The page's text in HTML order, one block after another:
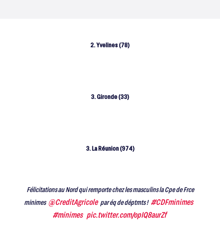
2. Yvelines (78)
3. Gironde (33)
3. La Réunion (974)
Félicitations au Nord qui remporte chez les masculins la Cpe de Frce
minimes @CreditAgricole par éq de déptmts ! #CDFminimes
#minimes pic.twitter.com/opIQ8aurZf